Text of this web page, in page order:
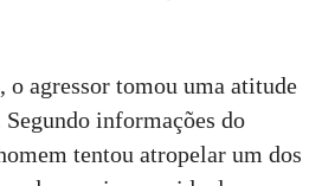
o agressor tomou uma atitude
informações do
tentou atropelar um dos